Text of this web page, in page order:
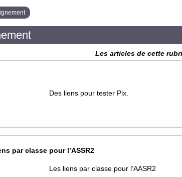
Les articles de cette
Des liens pour tester Pix.
par classe pour l’ASSR2
Les liens par classe pour l’AASR2